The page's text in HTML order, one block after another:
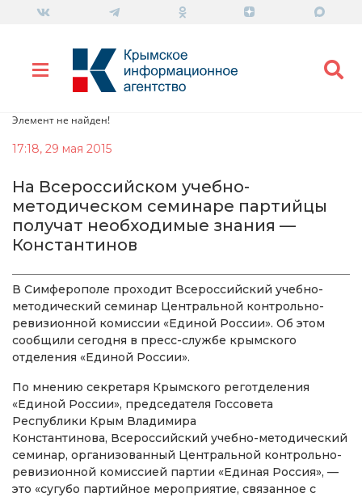
Элемент не найден!
17:18, 29 мая 2015
На Всероссийском учебно-
методическом семинаре партийцы
получат необходимые знания —
Константинов
В Симферополе проходит Всероссийский учебно-
методический семинар Центральной контрольно-
ревизионной комиссии «Единой России». Об этом
сообщили сегодня в пресс-службе крымского
отделения «Единой России».
По мнению секретаря Крымского реготделения
«Единой России», председателя Госсовета
Республики Крым Владимира
Константинова, Всероссийский учебно-методический
семинар, организованный Центральной контрольно-
ревизионной комиссией партии «Единая Россия», —
это «сугубо партийное мероприятие, связанное с